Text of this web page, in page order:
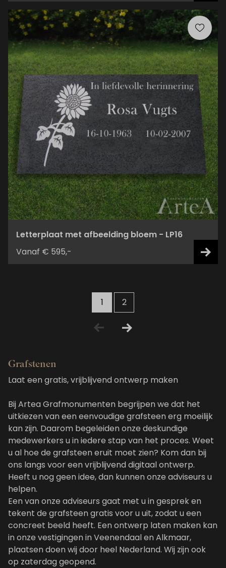
Letterplaat met afbeelding bloem - LP16
Vanaf € 595,-
1 2
Grafstenen
Laat een gratis, vrijblijvend ontwerp maken
Bij Artea Grafmonumenten begrijpen we dat het
uitkiezen van een eenvoudige grafsteen erg moeilijk
kan zijn. Daarom begeleiden onze deskundige
medewerkers u in iedere stap van het proces. Weet
u al hoe de grafsteen eruit moet zien? Kom dan bij
ons langs voor een vrijblijvend digitaal ontwerp.
Heeft u nog geen idee, dan kunnen onze adviseurs u
helpen.
Een van onze adviseurs gaat met u in gesprek en
tekent de grafsteen gratis voor u uit, zodat u een
concreet beeld heeft. Een ontwerp laten maken kan
in onze vestigingen in Veenendaal en Alkmaar,
plaatsen doen wij door heel Nederland. Wij zijn ook
op zaterdag geopend.